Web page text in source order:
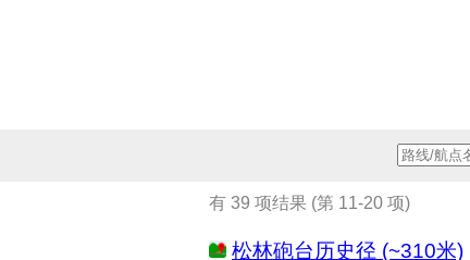
有 39 项结果 (第 11-20 项)
松林砲台历史径 (~310米)